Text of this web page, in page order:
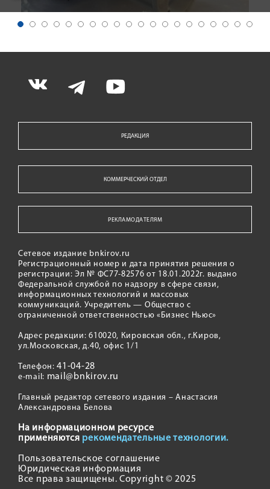
РЕДАКЦИЯ
КОММЕРЧЕСКИЙ ОТДЕЛ
РЕКЛАМОДАТЕЛЯМ
Сетевое издание bnkirov.ru
Регистрационный номер и дата принятия решения о
регистрации: Эл № ФС77-82576 от 18.01.2022г. выдано
Федеральной службой по надзору в сфере связи,
информационных технологий и массовых
коммуникаций. Учредитель — Общество с
ограниченной ответственностью «Бизнес Ньюс»
Адрес редакции: 610020, Кировская обл., г.Киров,
ул.Московская, д.40, офис 1/1
Телефон:41-04-28
e-mail: mail@bnkirov.ru
Главный редактор сетевого издания – Анастасия
Александровна Белова
На информационном ресурсе
применяются рекомендательные технологии.
Пользовательское соглашение
Юридическая информация
Все права защищены. Copyright © 2025